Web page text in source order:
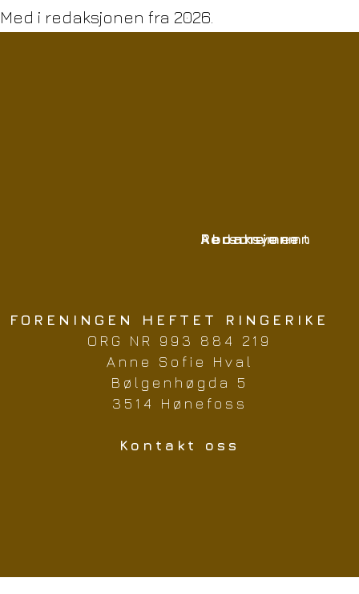
Med i redaksjonen fra 2026.
Redaksjonen
Abonnement
Personvern
FORENINGEN HEFTET RINGERIKE
ORG NR 993 884 219
Anne Sofie Hval
Bølgenhøgda 5
3514 Hønefoss
Kontakt oss